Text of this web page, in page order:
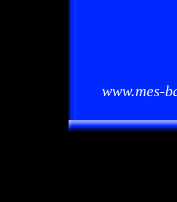
www.mes-